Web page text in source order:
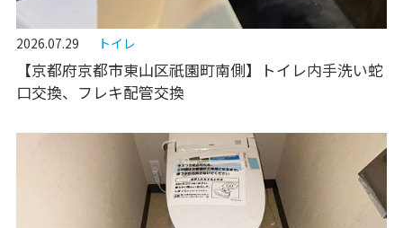
2026.07.29 トイレ
【京都府京都市東山区祇園町南側】トイレ内手洗い蛇
口交換、フレキ配管交換